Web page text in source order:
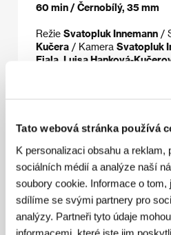
Tato webová stránka používá
K personalizaci obsahu a
sociálních médií a analýze naší
soubory cookie. Informace o tom,
sdílíme se svými partnery pro
analýzy. Partneři tyto údaje
informacemi, které jste jim
60 min / Černobílý, 35 mm
Režie Svatopluk Innemann /
Kučera / Kamera Svatopluk
Fiala, Luisa Hanková-
Malostranský, Jan Fifka,
Režie